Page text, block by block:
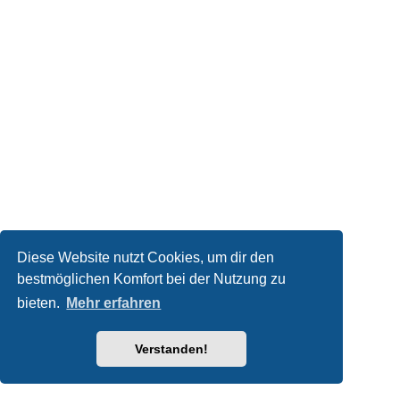
Diese Website nutzt Cookies, um dir den
bestmöglichen Komfort bei der Nutzung zu
bieten.
Mehr erfahren
Verstanden!